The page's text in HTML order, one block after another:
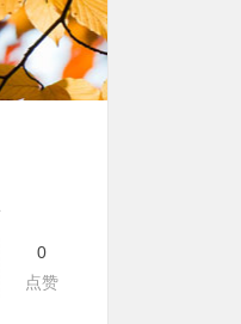
0
点赞